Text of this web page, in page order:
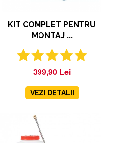
KIT COMPLET PENTRU
MONTAJ ...
399,90 Lei
VEZI DETALII